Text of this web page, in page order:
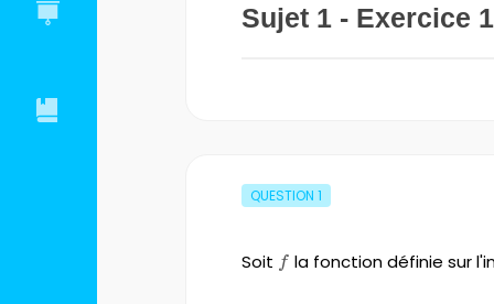
Sujet 1 - Exercice 1
QUESTION 1
Soit ff la fonction définie sur